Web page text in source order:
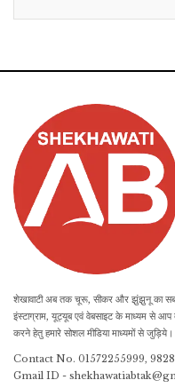
शेखावाटी अब तक चूरू, सीकर और झुंझुनू का
इंस्टाग्राम, यूट्यूब एवं वेबसाइट के माध्यम से
करने हेतु हमारे सोशल मीडिया माध्यमों से जुड़िये।
Contact No. 01572255999,
Gmail ID -